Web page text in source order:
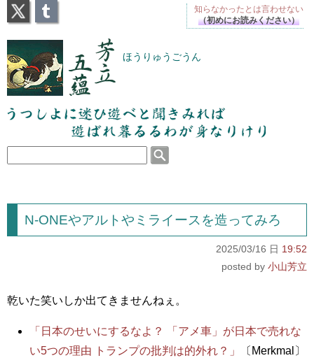
芳立五蘊 ほうりゅうごうん
うつしよに迷ひ遊べと聞きみれば遊ばれ暮るるわが
身なりけり
N-ONEやアルトやミライースを造ってみろ
2025/03/16 日 19:52
小山芳立
乾いた笑いしか出てきませんねぇ。
「日本のせいにするなよ？ 「アメ車」が日本で売れな
い5つの理由 トランプの批判は的外れ？」
〔Merkmal〕
知らなかったとは言わせない
（初めにお読みください）
X Tumblr